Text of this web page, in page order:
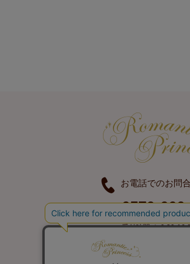
お電話でのお問
0570-
受付時間 ｜ 9:30-